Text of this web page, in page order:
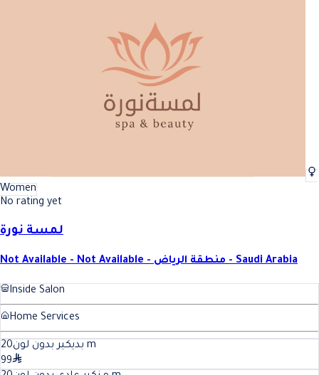
Women
No rating yet
لمسة نورة
Not Available - Not Available - منطقة الرياض - Saudi Arabia
Inside Salon
Home Services
بديكير بدون لون20
m
99